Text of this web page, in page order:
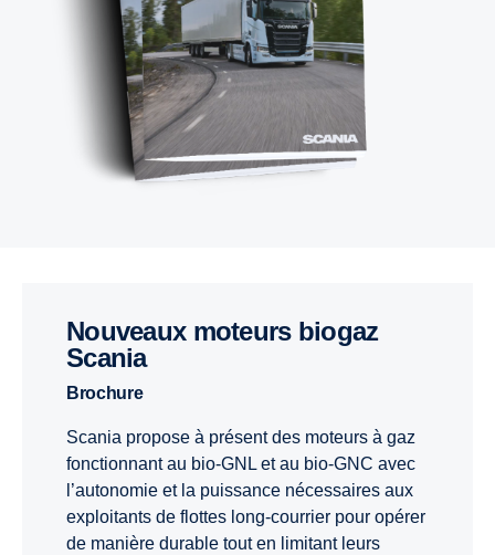
Nouveaux moteurs biogaz
Scania
Brochure
Scania propose à présent des moteurs à gaz
fonctionnant au bio-GNL et au bio-GNC avec
l’autonomie et la puissance nécessaires aux
exploitants de flottes long-courrier pour opérer
de manière durable tout en limitant leurs